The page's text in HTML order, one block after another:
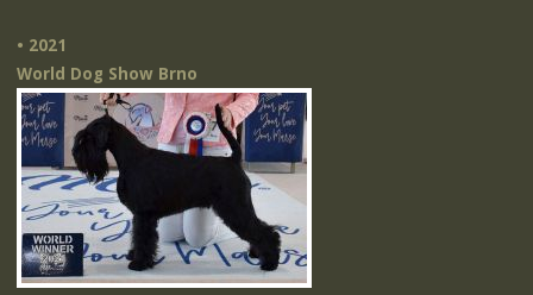
• 2021
World Dog Show Brno